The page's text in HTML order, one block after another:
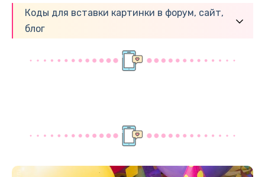
Коды для вставки картинки в форум, сайт,
блог